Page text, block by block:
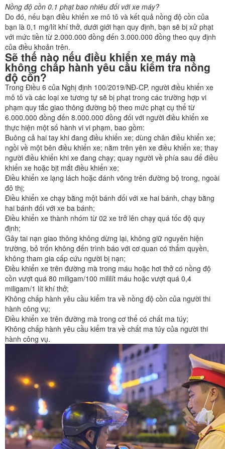
Nồng độ cồn 0.1 phạt bao nhiêu đối với xe máy?
Do đó, nếu bạn điều khiển xe mô tô và kết quả nồng độ cồn của
bạn là 0,1 mg/lít khí thở, dưới giới hạn quy định, bạn sẽ bị xử phạt
với mức tiền từ 2.000.000 đồng đến 3.000.000 đồng theo quy định
của điều khoản trên.
Sẽ thế nào nếu điều khiển xe máy mà
không chấp hành yêu cầu kiểm tra nồng
độ cồn?
Trong Điều 6 của Nghị định 100/2019/NĐ-CP, người điều khiển xe
mô tô và các loại xe tương tự sẽ bị phạt trong các trường hợp vi
phạm quy tắc giao thông đường bộ theo mức phạt cụ thể từ
6.000.000 đồng đến 8.000.000 đồng đối với người điều khiển xe
thực hiện một số hành vi vi phạm, bao gồm:
Buông cả hai tay khi đang điều khiển xe; dùng chân điều khiển xe;
ngồi về một bên điều khiển xe; nằm trên yên xe điều khiển xe; thay
người điều khiển khi xe đang chạy; quay người về phía sau để điều
khiển xe hoặc bịt mắt điều khiển xe;
Điều khiển xe lạng lách hoặc đánh võng trên đường bộ trong, ngoài
đô thị;
Điều khiển xe chạy bằng một bánh đối với xe hai bánh, chạy bằng
hai bánh đối với xe ba bánh;
Điều khiển xe thành nhóm từ 02 xe trở lên chạy quá tốc độ quy
định;
Gây tai nạn giao thông không dừng lại, không giữ nguyên hiện
trường, bỏ trốn không đến trình báo với cơ quan có thẩm quyền,
không tham gia cấp cứu người bị nạn;
Điều khiển xe trên đường mà trong máu hoặc hơi thở có nồng độ
cồn vượt quá 80 miligam/100 mililít máu hoặc vượt quá 0,4
miligam/1 lít khí thở;
Không chấp hành yêu cầu kiểm tra về nồng độ cồn của người thi
hành công vụ;
Điều khiển xe trên đường mà trong cơ thể có chất ma túy;
Không chấp hành yêu cầu kiểm tra về chất ma túy của người thi
hành công vụ.